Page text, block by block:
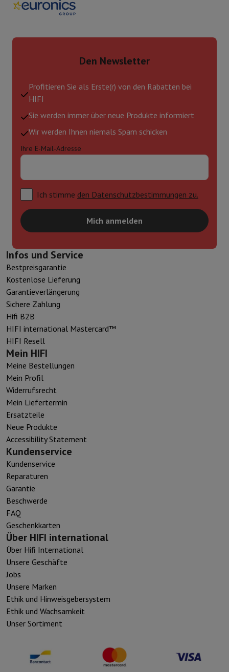
Den Newsletter
Profitieren Sie als Erste(r) von den Rabatten bei
HIFI
Sie werden immer über neue Produkte informiert
Wir werden Ihnen niemals Spam schicken
Ihre E-Mail-Adresse
Ich stimme den Datenschutzbestimmungen zu.
Mich anmelden
Infos und Service
Bestpreisgarantie
Kostenlose Lieferung
Garantieverlängerung
Sichere Zahlung
Hifi B2B
HIFI international Mastercard™
HIFI Resell
Mein HIFI
Meine Bestellungen
Mein Profil
Widerrufsrecht
Mein Liefertermin
Ersatzteile
Neue Produkte
Accessibility Statement
Kundenservice
Kundenservice
Reparaturen
Garantie
Beschwerde
FAQ
Geschenkkarten
Über HIFI international
Über Hifi International
Unsere Geschäfte
Jobs
Unsere Marken
Ethik und Hinweisgebersystem
Ethik und Wachsamkeit
Unser Sortiment